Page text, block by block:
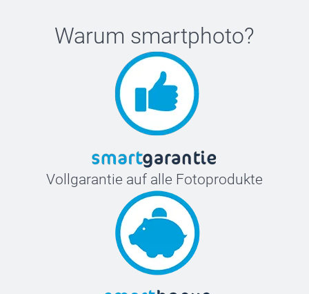
Warum smartphoto?
Vollgarantie auf alle Fotoprodukte